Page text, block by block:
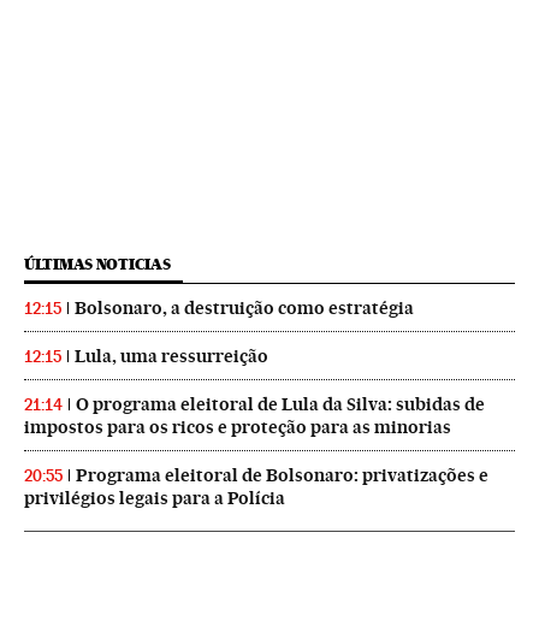
ÚLTIMAS NOTICIAS
12:15 Bolsonaro, a destruição como estratégia
12:15 Lula, uma ressurreição
21:14
O programa eleitoral de Lula da Silva: subidas de
impostos para os ricos e proteção para as minorias
20:55
Programa eleitoral de Bolsonaro: privatizações e
privilégios legais para a Polícia